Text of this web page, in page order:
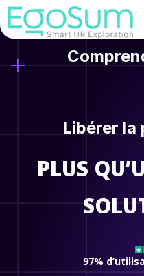
Libérer la
PLUS
97%